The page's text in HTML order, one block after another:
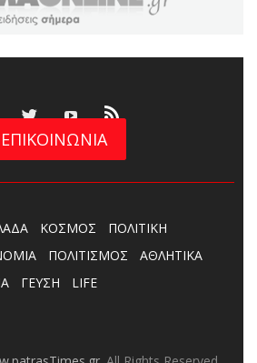
ΕΠΙΚΟΙΝΩΝΙΑ
ΚΟΣΜΟΣ
ΠΟΛΙΤΙΚΗ
ΠΟΛΙΤΙΣΜΟΣ
ΑΘΛΗΤΙΚΑ
ΓΕΥΣΗ LIFE